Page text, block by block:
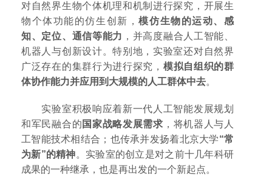
对自然界生物个体机理和机制进行探究，开展生
物个体功能的仿生创新，模仿生物的运动、感
知、定位、通信等能力 ，并高度融合人工智能、
机器人与创新设计。特别地，实验室还对自然界
广泛存在的集群行为进行探究， 模拟自组织的群
体协作能力并应用到大规模的人工群体中去。
实验室积极响应着新一代人工智能发展规划
和军民融合的 国家战略发展需求 ，将机器人与人
工智能技术相结合；也传承并发扬着北京大学“常
为新”的精神。实验室的创立是对之前十几年科研
成果的一种继承，也是再出发的一个新起点。